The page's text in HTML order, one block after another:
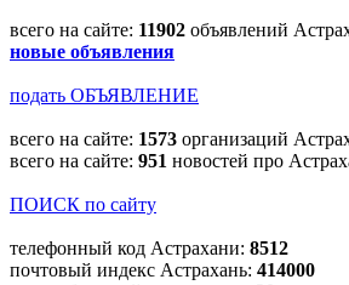
всего на сайте: 11902 объявлений
новые объявления
подать ОБЪЯВЛЕНИЕ
всего на сайте: 1573 организаций
всего на сайте: 951 новостей про
ПОИСК по сайту
телефонный код Астрахани: 8512
почтовый индекс Астрахань: 414000